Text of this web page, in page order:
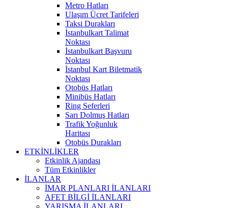
Metro Hatları
Ulaşım Ücret Tarifeleri
Taksi Durakları
İstanbulkart Talimat
Noktası
İstanbulkart Başvuru
Noktası
İstanbul Kart Biletmatik
Noktası
Otobüs Hatları
Minibüs Hatları
Ring Seferleri
Sarı Dolmuş Hatları
Trafik Yoğunluk
Haritası
Otobüs Durakları
ETKİNLİKLER
Etkinlik Ajandası
Tüm Etkinlikler
İLANLAR
İMAR PLANLARI İLANLARI
AFET BİLGİ İLANLARI
YARIŞMA İLANLARI